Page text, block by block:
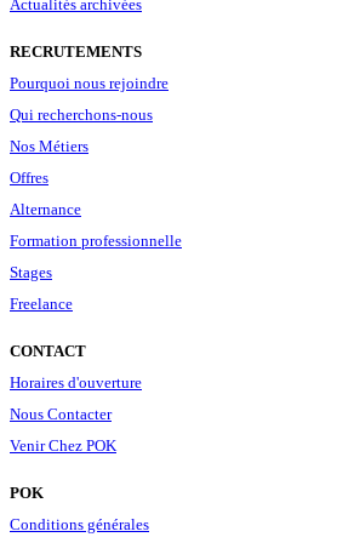
Actualités archivées
RECRUTEMENTS
Pourquoi nous rejoindre
Qui recherchons-nous
Nos Métiers
Offres
Alternance
Formation professionnelle
Stages
Freelance
CONTACT
Horaires d'ouverture
Nous Contacter
Venir Chez POK
POK
Conditions générales